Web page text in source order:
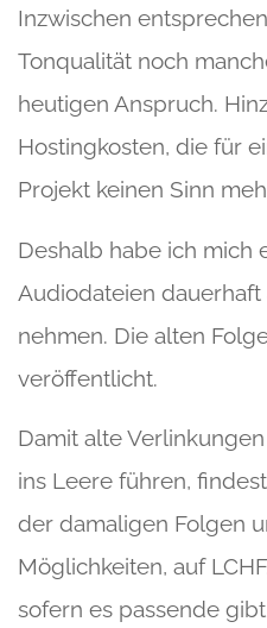
Inzwischen
Tonqualität noch
heutigen Anspruch.
Hostingkosten, die für
Projekt keinen Sinn
Deshalb habe ich mich
Audiodateien
nehmen. Die alten
veröffentlicht.
Damit alte
ins Leere führen,
der damaligen Folgen
Möglichkeiten, auf
sofern es passende